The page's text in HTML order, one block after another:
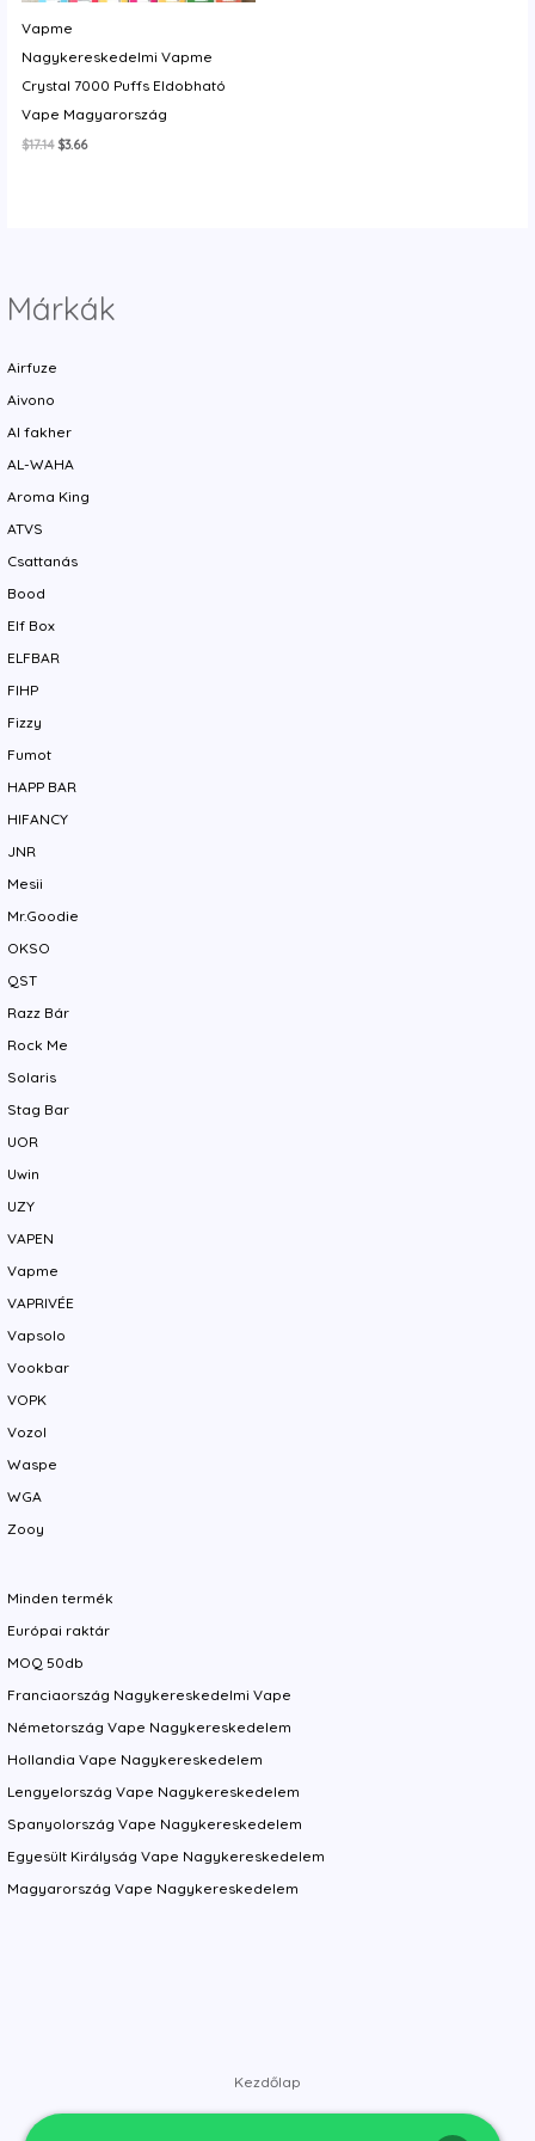
Márkák
Airfuze
Aivono
Al fakher
AL-WAHA
Aroma King
ATVS
Csattanás
Bood
Elf Box
ELFBAR
FIHP
Fizzy
Fumot
HAPP BAR
HIFANCY
JNR
Mesii
Mr.Goodie
OKSO
QST
Razz Bár
Rock Me
Solaris
Stag Bar
UOR
Uwin
UZY
VAPEN
Vapme
VAPRIVÉE
Vapsolo
Vookbar
VOPK
Vozol
Waspe
WGA
Zooy
Minden termék
Európai raktár
MOQ 50db
Franciaország Nagykereskedelmi Vape
Németország Vape Nagykereskedelem
Hollandia Vape Nagykereskedelem
Lengyelország Vape Nagykereskedelem
Spanyolország Vape Nagykereskedelem
Egyesült Királyság Vape Nagykereskedelem
Magyarország Vape Nagykereskedelem
Vapme
Nagykereskedelmi Vapme
Crystal 7000 Puffs Eldobható
Vape Magyarország
$17.14 Original
$3.66Current
Kezdőlap
Bolt